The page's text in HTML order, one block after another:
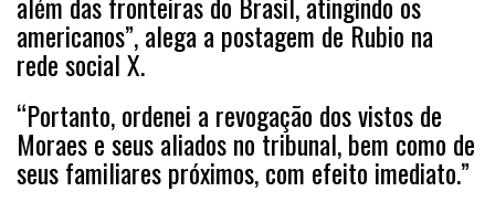
americanos”, alega a postagem de Rubio na
rede social X.
“Portanto, ordenei a revogação dos vistos de
Moraes e seus aliados no tribunal, bem como de
seus familiares próximos, com efeito imediato.”